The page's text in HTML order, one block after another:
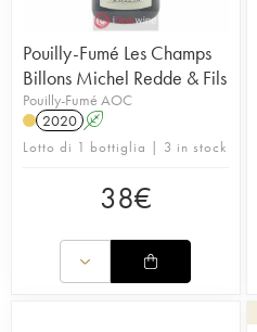
Pouilly-Fumé Les Champs
Billons Michel Redde & Fils
Pouilly-Fumé AOC
2020 A
Lotto di 1 bottiglia | 3 in stock
38€